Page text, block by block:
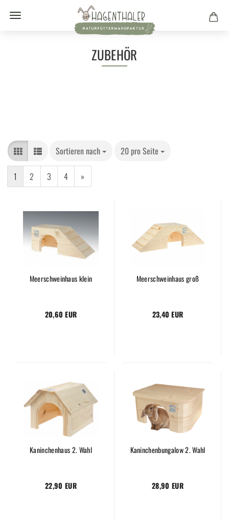
ZUBEHÖR
Sortieren nach 20 pro Seite
1 2 3 4 »
Meerschweinhaus klein
20,60 EUR
Meerschweinhaus groß
23,40 EUR
Kaninchenhaus 2. Wahl
22,90 EUR
Kaninchenbungalow 2. Wahl
28,90 EUR